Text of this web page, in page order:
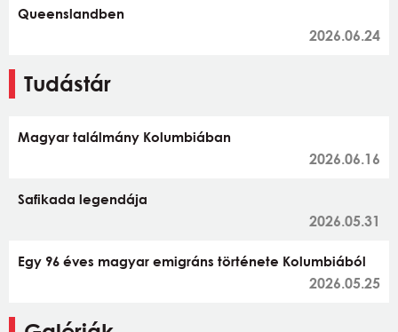
Queenslandben
2026.06.24
Tudástár
Magyar találmány Kolumbiában
2026.06.16
Safikada legendája
2026.05.31
Egy 96 éves magyar emigráns története Kolumbiából
2026.05.25